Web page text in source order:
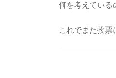
何を考えている
これでまた投票